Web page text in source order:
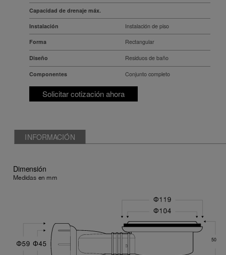
Capacidad de drenaje máx.
Instalación Instalación de piso
Forma Rectangular
Diseño Residuos de baño
Componentes Conjunto completo
Solicitar cotización ahora
INFORMACIÓN
Dimensión
Medidas en mm